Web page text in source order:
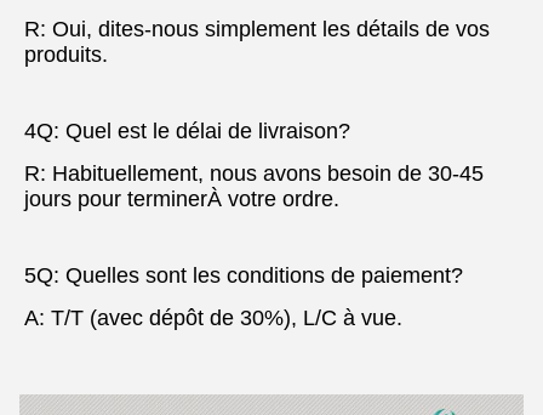
R: Oui, dites-nous simplement les détails de vos
produits.
4Q: Quel est le délai de livraison?
R: Habituellement, nous avons besoin de 30-45
jours pour terminerÀ votre ordre.
5Q: Quelles sont les conditions de paiement?
A: T/T (avec dépôt de 30%), L/C à vue.